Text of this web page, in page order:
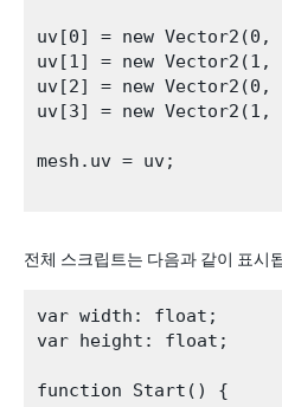
uv[0] = new Vector2(0,
uv[1] = new Vector2(1,
uv[2] = new Vector2(0,
uv[3] = new Vector2(1,
mesh.uv = uv;
전체 스크립트는 다음과 같이 표시
var width: float;
var height: float;
function Start() {